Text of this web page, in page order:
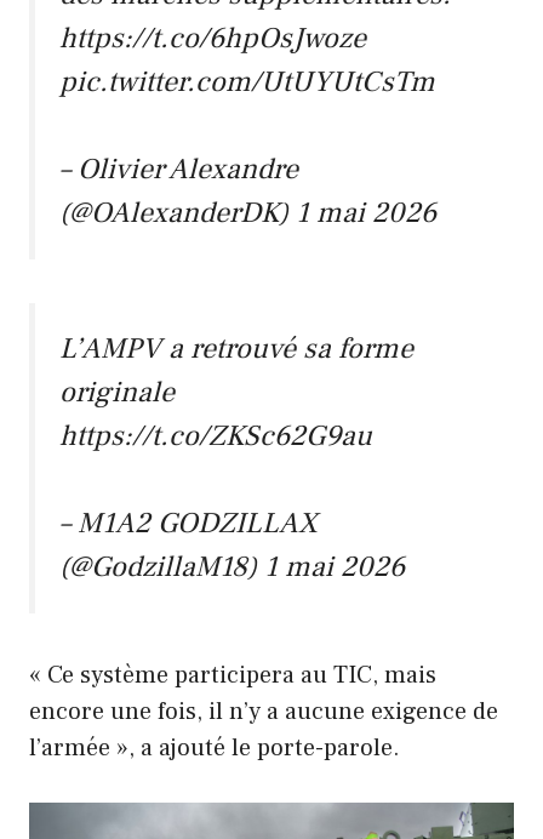
https://t.co/6hpOsJwoze
pic.twitter.com/UtUYUtCsTm
– Olivier Alexandre
(@OAlexanderDK) 1 mai 2026
L’AMPV a retrouvé sa forme
originale
https://t.co/ZKSc62G9au
– M1A2 GODZILLAX
(@GodzillaM18) 1 mai 2026
« Ce système participera au TIC, mais
encore une fois, il n’y a aucune exigence de
l’armée », a ajouté le porte-parole.